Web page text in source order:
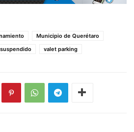
Municipio de Querétaro
suspendido valet parking